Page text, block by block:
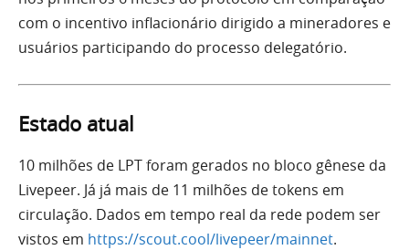
com o incentivo inflacionário dirigido a mineradores e
usuários participando do processo delegatório.
Estado atual
10 milhões de LPT foram gerados no bloco gênese da
Livepeer. Já já mais de 11 milhões de tokens em
circulação. Dados em tempo real da rede podem ser
vistos em https://scout.cool/livepeer/mainnet.